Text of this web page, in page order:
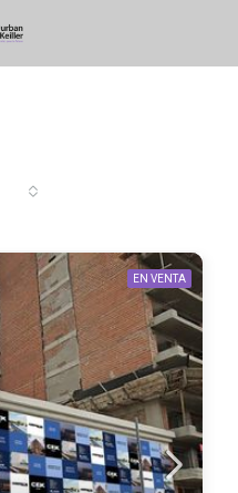
EN VENTA